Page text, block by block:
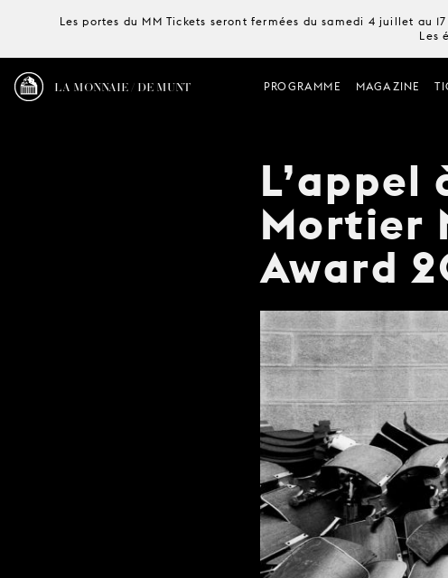
Les portes du MM Tickets seront fermées du samedi 4 juillet au
Les
LA MONNAIE / DE MUNT PROGRAMME MAGAZINE
Mortier
Award